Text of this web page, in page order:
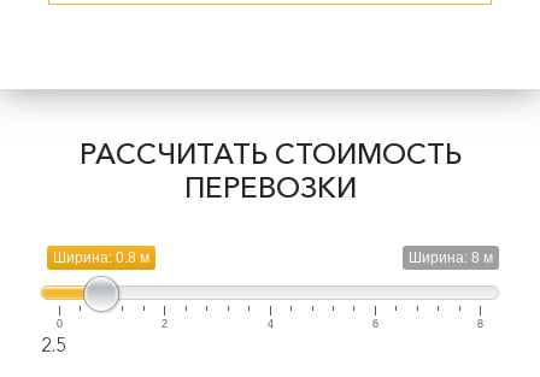
РАССЧИТАТЬ СТОИМОСТЬ
ПЕРЕВОЗКИ
Ширина: 8 м
Ширина: 0.8 м
0 2 4 6 8
2.5